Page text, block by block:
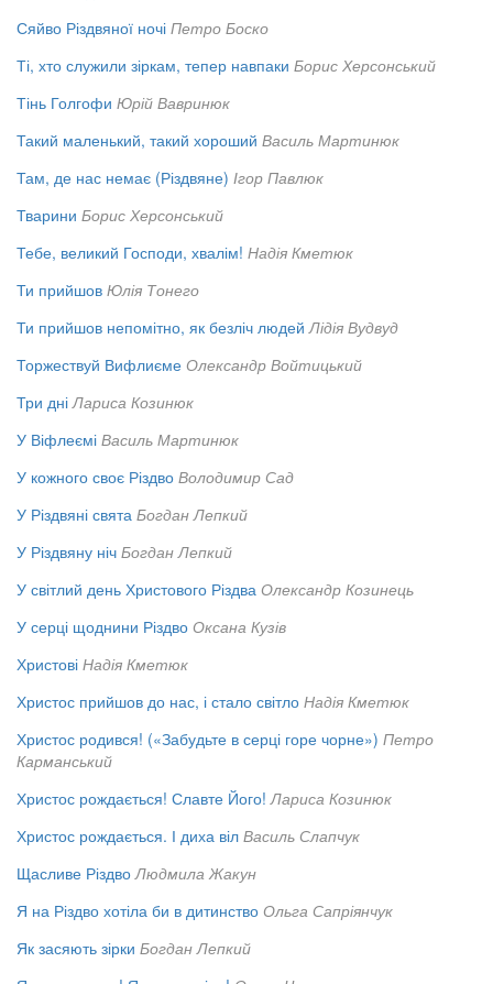
Сяйво Різдвяної ночі Петро Боско
Ті, хто служили зіркам, тепер навпаки Борис Херсонський
Тінь Голгофи Юрій Вавринюк
Такий маленький, такий хороший Василь Мартинюк
Там, де нас немає (Різдвяне) Ігор Павлюк
Тварини Борис Херсонський
Тебе, великий Господи, хвалім! Надія Кметюк
Ти прийшов Юлія Тонего
Ти прийшов непомітно, як безліч людей Лідія Вудвуд
Торжествуй Вифлиєме Олександр Войтицький
Три дні Лариса Козинюк
У Віфлеємі Василь Мартинюк
У кожного своє Різдво Володимир Сад
У Різдвяні свята Богдан Лепкий
У Різдвяну ніч Богдан Лепкий
У світлий день Христового Різдва Олександр Козинець
У серці щоднини Різдво Оксана Кузів
Христові Надія Кметюк
Христос прийшов до нас, і стало світло Надія Кметюк
Христос родився! («Забудьте в серці горе чорне») Петро
Карманський
Христос рождається! Славте Його! Лариса Козинюк
Христос рождається. І диха віл Василь Слапчук
Щасливе Різдво Людмила Жакун
Я на Різдво хотіла би в дитинство Ольга Сапріянчук
Як засяють зірки Богдан Лепкий